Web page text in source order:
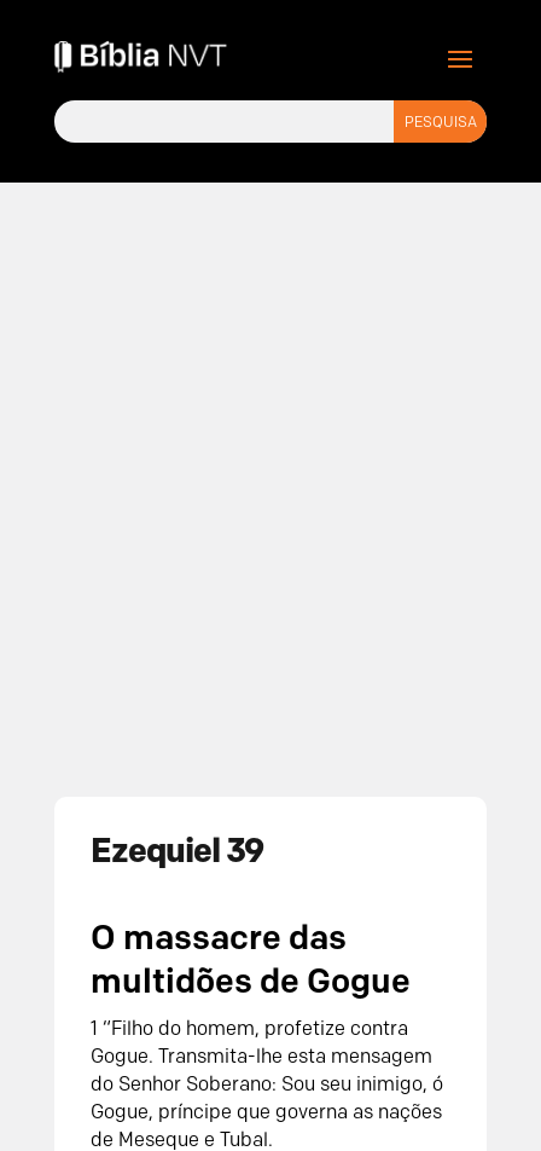
Ezequiel 39
O massacre das
multidões de Gogue
1 “Filho do homem, profetize contra
Gogue. Transmita-lhe esta mensagem
do Senhor Soberano: Sou seu inimigo, ó
Gogue, príncipe que governa as nações
de Meseque e Tubal.